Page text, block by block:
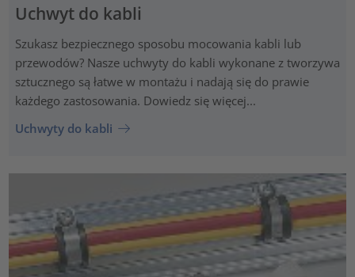
Uchwyt do kabli
Szukasz bezpiecznego sposobu mocowania kabli lub
przewodów? Nasze uchwyty do kabli wykonane z tworzywa
sztucznego są łatwe w montażu i nadają się do prawie
każdego zastosowania. Dowiedz się więcej...
Uchwyty do kabli